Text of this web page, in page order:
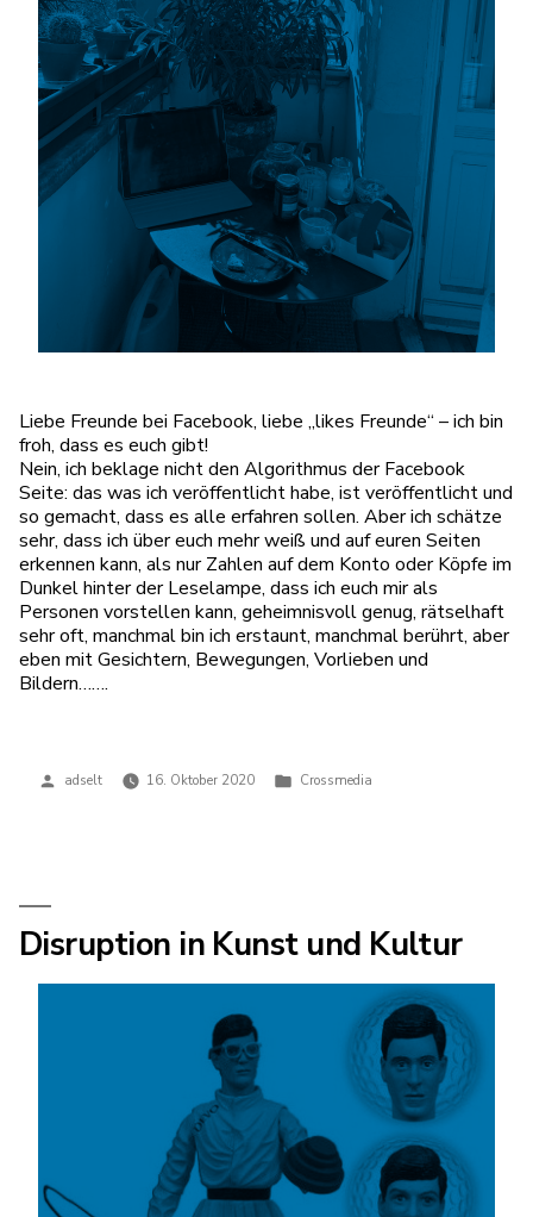
Liebe Freunde bei Facebook, liebe „likes Freunde“ – ich bin
froh, dass es euch gibt!
Nein, ich beklage nicht den Algorithmus der Facebook
Seite: das was ich veröffentlicht habe, ist veröffentlicht und
so gemacht, dass es alle erfahren sollen. Aber ich schätze
sehr, dass ich über euch mehr weiß und auf euren Seiten
erkennen kann, als nur Zahlen auf dem Konto oder Köpfe im
Dunkel hinter der Leselampe, dass ich euch mir als
Personen vorstellen kann, geheimnisvoll genug, rätselhaft
sehr oft, manchmal bin ich erstaunt, manchmal berührt, aber
eben mit Gesichtern, Bewegungen, Vorlieben und
Bildern…….
Veröffentlicht
adselt 16. Oktober 2020
Veröffentlicht
Crossmedia
Disruption in Kunst und Kultur